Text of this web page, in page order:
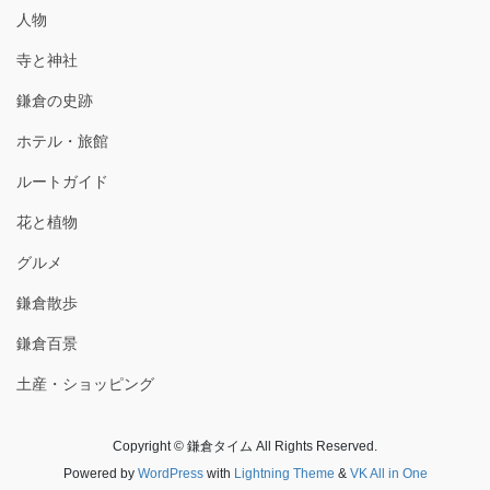
人物
寺と神社
鎌倉の史跡
ホテル・旅館
ルートガイド
花と植物
グルメ
鎌倉散歩
鎌倉百景
土産・ショッピング
Copyright © 鎌倉タイム All Rights Reserved.
Powered by WordPresswith Lightning Theme & VK All in One